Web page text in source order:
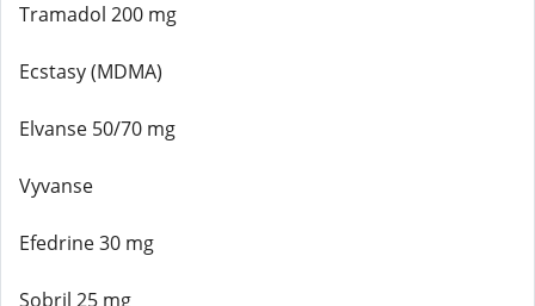
Tramadol 200 mg
Ecstasy (MDMA)
Elvanse 50/70 mg
Vyvanse
Efedrine 30 mg
Sobril 25 mg